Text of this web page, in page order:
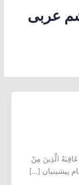
عربی
الَّذِینَ مِنْ
پیشینیان […]